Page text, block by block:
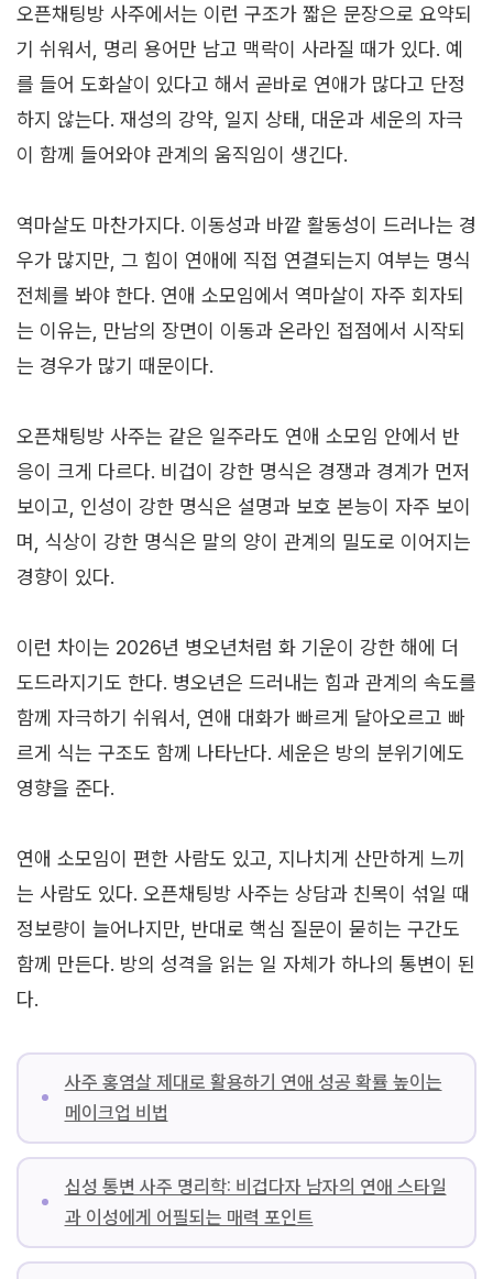
오픈채팅방 사주에서는 이런 구조가 짧은 문장으로 요약되
기 쉬워서, 명리 용어만 남고 맥락이 사라질 때가 있다. 예
를 들어 도화살이 있다고 해서 곧바로 연애가 많다고 단정
하지 않는다. 재성의 강약, 일지 상태, 대운과 세운의 자극
이 함께 들어와야 관계의 움직임이 생긴다.
역마살도 마찬가지다. 이동성과 바깥 활동성이 드러나는 경
우가 많지만, 그 힘이 연애에 직접 연결되는지 여부는 명식
전체를 봐야 한다. 연애 소모임에서 역마살이 자주 회자되
는 이유는, 만남의 장면이 이동과 온라인 접점에서 시작되
는 경우가 많기 때문이다.
오픈채팅방 사주는 같은 일주라도 연애 소모임 안에서 반
응이 크게 다르다. 비겁이 강한 명식은 경쟁과 경계가 먼저
보이고, 인성이 강한 명식은 설명과 보호 본능이 자주 보이
며, 식상이 강한 명식은 말의 양이 관계의 밀도로 이어지는
경향이 있다.
이런 차이는 2026년 병오년처럼 화 기운이 강한 해에 더
도드라지기도 한다. 병오년은 드러내는 힘과 관계의 속도를
함께 자극하기 쉬워서, 연애 대화가 빠르게 달아오르고 빠
르게 식는 구조도 함께 나타난다. 세운은 방의 분위기에도
영향을 준다.
연애 소모임이 편한 사람도 있고, 지나치게 산만하게 느끼
는 사람도 있다. 오픈채팅방 사주는 상담과 친목이 섞일 때
정보량이 늘어나지만, 반대로 핵심 질문이 묻히는 구간도
함께 만든다. 방의 성격을 읽는 일 자체가 하나의 통변이 된
다.
사주 홍염살 제대로 활용하기 연애 성공 확률 높이는
메이크업 비법
십성 통변 사주 명리학: 비겁다자 남자의 연애 스타일
과 이성에게 어필되는 매력 포인트